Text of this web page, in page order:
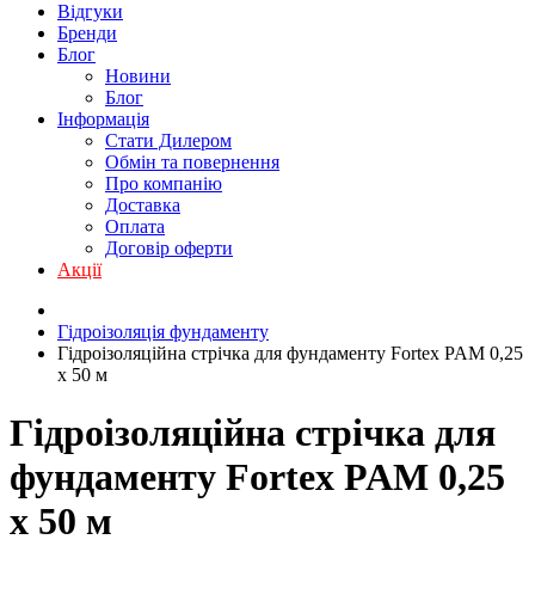
Відгуки
Бренди
Блог
Новини
Блог
Інформація
Стати Дилером
Обмін та повернення
Про компанію
Доставка
Оплата
Договір оферти
Акції
Гідроізоляція фундаменту
Гідроізоляційна стрічка для фундаменту Fortex PAM 0,25
х 50 м
Гідроізоляційна стрічка для
фундаменту Fortex PAM 0,25
х 50 м